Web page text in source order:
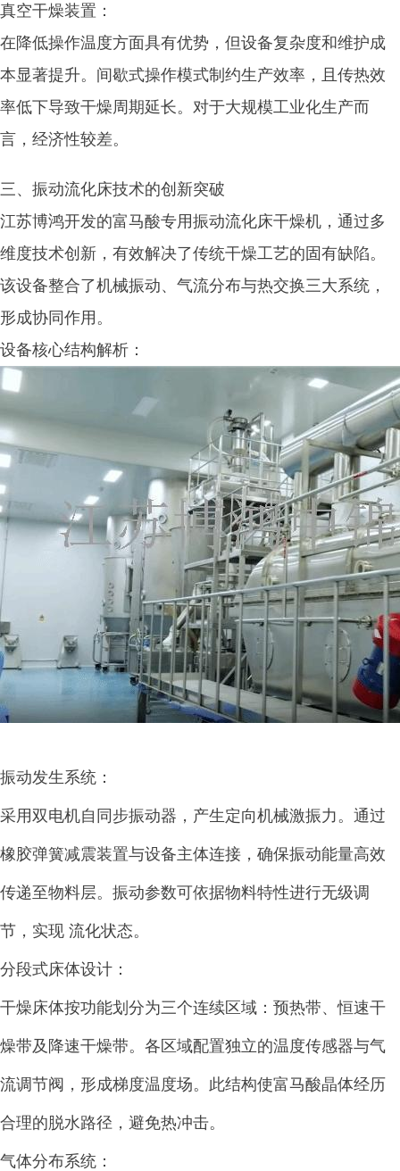
真空干燥装置：
在降低操作温度方面具有优势，但设备复杂度和维护成
本显著提升。间歇式操作模式制约生产效率，且传热效
率低下导致干燥周期延长。对于大规模工业化生产而
言，经济性较差。
三、振动流化床技术的创新突破
江苏博鸿开发的富马酸专用振动流化床干燥机，通过多
维度技术创新，有效解决了传统干燥工艺的固有缺陷。
该设备整合了机械振动、气流分布与热交换三大系统，
形成协同作用。
设备核心结构解析：
振动发生系统：
采用双电机自同步振动器，产生定向机械激振力。通过
橡胶弹簧减震装置与设备主体连接，确保振动能量高效
传递至物料层。振动参数可依据物料特性进行无级调
节，实现 流化状态。
分段式床体设计：
干燥床体按功能划分为三个连续区域：预热带、恒速干
燥带及降速干燥带。各区域配置独立的温度传感器与气
流调节阀，形成梯度温度场。此结构使富马酸晶体经历
合理的脱水路径，避免热冲击。
气体分布系统：